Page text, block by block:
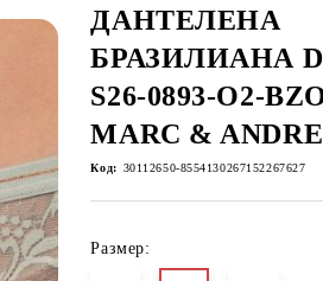
ДАНТЕЛЕНА
БРАЗИЛИАНА
S26-0893-O2-
MARC & ANDRE
Код: 30112650-8554130267152267627
Размер: